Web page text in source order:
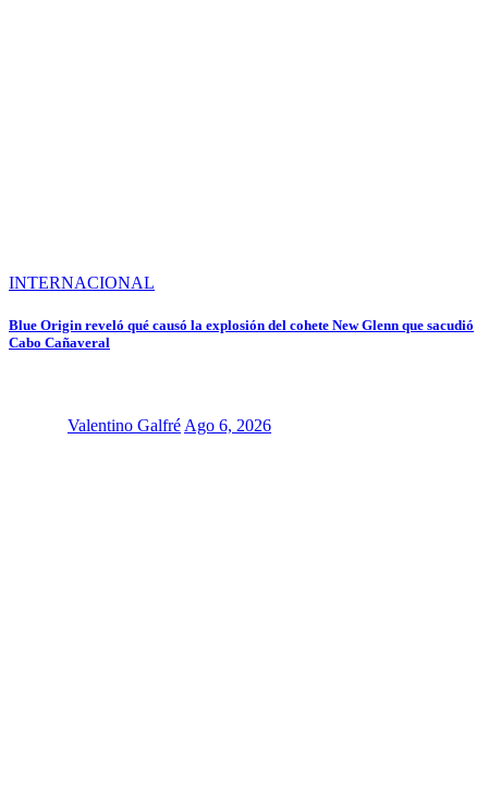
INTERNACIONAL
Blue Origin reveló qué causó la explosión del cohete New Glenn que sacudió
Cabo Cañaveral
Valentino Galfré Ago 6, 2026